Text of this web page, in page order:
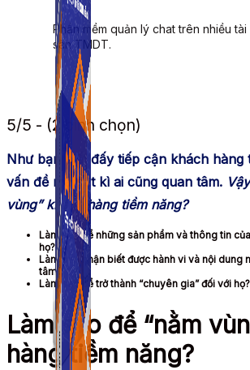
Phần mềm quản lý chat trên nhiều
sàn TMDT.
5/5 - (2 bình chọn)
Như bạn biết đấy tiếp cận khách hàng
vấn đề mà bất kì ai cũng quan tâm.
vùng” khách hàng tiềm năng?
Làm sao để những sản phẩm và thông tin
họ?
Làm sao nhận biết được hành vi và nội dung
tâm?
Làm sao để trở thành “chuyên gia” đối với họ?
Làm sao để “nằm
hàng tiềm năng?